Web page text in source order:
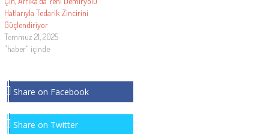
Hatlarıyla Tedarik Zincirini
Güçlendiriyor
Temmuz 21, 2025
"haber" içinde
Share on Facebook
Share on Twitter